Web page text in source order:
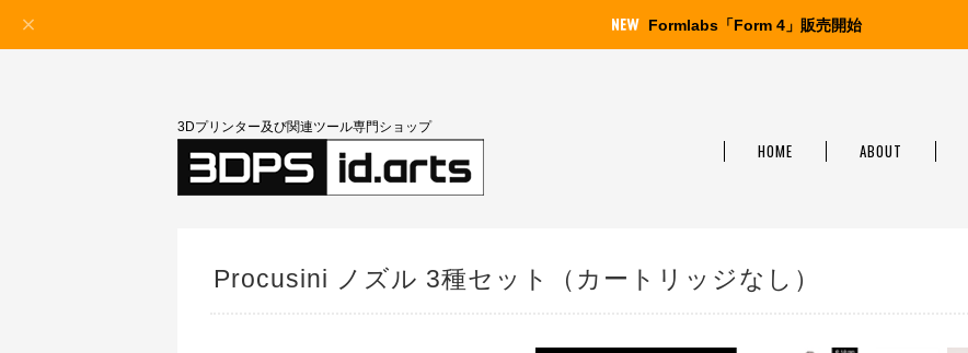
Formlabs「Form 4」販売開始
3Dプリンター及び関連ツール専門ショップ
HOME ABOUT
Procusini ノズル 3種セット（カートリッジなし）